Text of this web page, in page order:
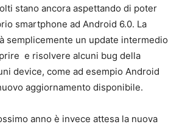
stano ancora aspettando di poter
smartphone ad Android 6.0. La
semplicemente un update intermedio
e risolvere alcuni bug della
device, come ad esempio Android
aggiornamento disponibile.
anno è invece attesa la nuova